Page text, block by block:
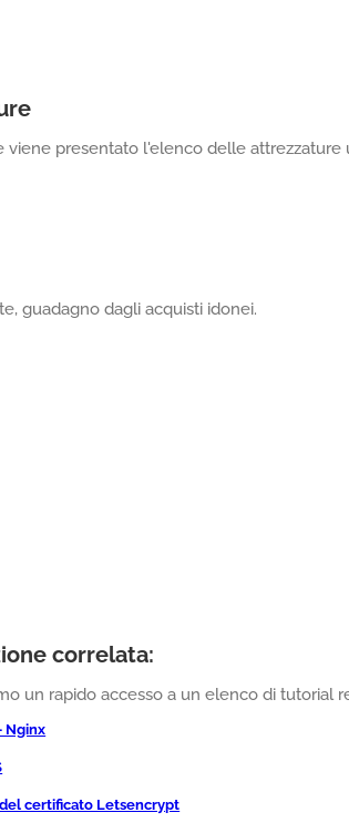
viene presentato l'elenco delle attrezzature
guadagno dagli acquisti idonei.
correlata:
un rapido accesso a un elenco di tutorial
Nginx
certificato Letsencrypt